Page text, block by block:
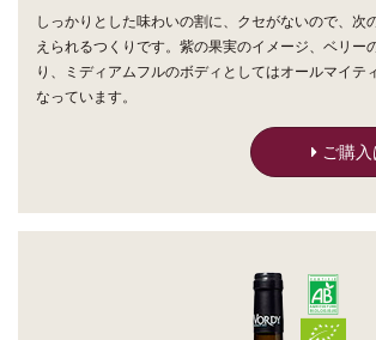
しっかりとした味わいの割に、クセがないので、次
えられるつくりです。紫の果実のイメージ、ベリー
り、ミディアムフルのボディとしてはオールマイテ
なっています。
ご購